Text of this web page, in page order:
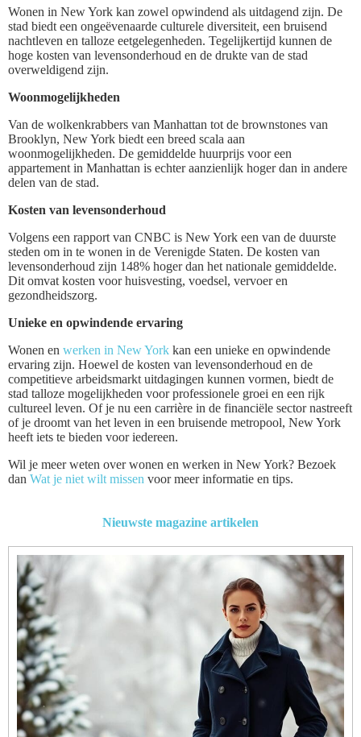
Wonen in New York kan zowel opwindend als uitdagend zijn. De
stad biedt een ongeëvenaarde culturele diversiteit, een bruisend
nachtleven en talloze eetgelegenheden. Tegelijkertijd kunnen de
hoge kosten van levensonderhoud en de drukte van de stad
overweldigend zijn.
Woonmogelijkheden
Van de wolkenkrabbers van Manhattan tot de brownstones van
Brooklyn, New York biedt een breed scala aan
woonmogelijkheden. De gemiddelde huurprijs voor een
appartement in Manhattan is echter aanzienlijk hoger dan in andere
delen van de stad.
Kosten van levensonderhoud
Volgens een rapport van CNBC is New York een van de duurste
steden om in te wonen in de Verenigde Staten. De kosten van
levensonderhoud zijn 148% hoger dan het nationale gemiddelde.
Dit omvat kosten voor huisvesting, voedsel, vervoer en
gezondheidszorg.
Unieke en opwindende ervaring
Wonen en werken in New York kan een unieke en opwindende
ervaring zijn. Hoewel de kosten van levensonderhoud en de
competitieve arbeidsmarkt uitdagingen kunnen vormen, biedt de
stad talloze mogelijkheden voor professionele groei en een rijk
cultureel leven. Of je nu een carrière in de financiële sector nastreeft
of je droomt van het leven in een bruisende metropool, New York
heeft iets te bieden voor iedereen.
Wil je meer weten over wonen en werken in New York? Bezoek
dan Wat je niet wilt missen voor meer informatie en tips.
Nieuwste magazine artikelen